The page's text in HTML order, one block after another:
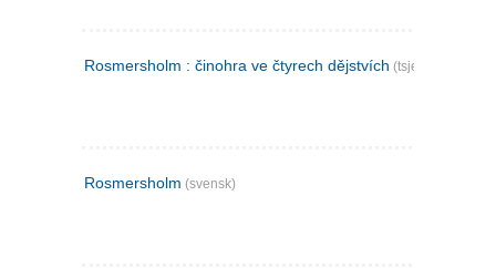
Rosmersholm : činohra ve čtyrech dějstvích (tsjekkisk)
Rosmersholm (svensk)